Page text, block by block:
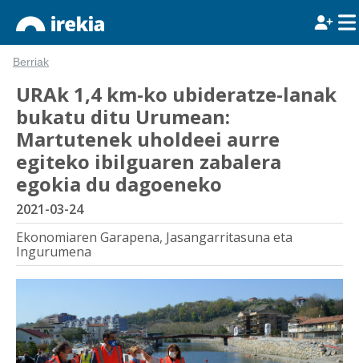
Berriak
URAk 1,4 km-ko ubideratze-lanak
bukatu ditu Urumean:
Martutenek uholdeei aurre
egiteko ibilguaren zabalera
egokia du dagoeneko
2021-03-24
Ekonomiaren Garapena, Jasangarritasuna eta
Ingurumena